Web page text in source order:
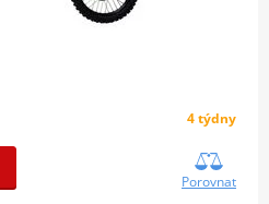
4 týdny
Porovnat